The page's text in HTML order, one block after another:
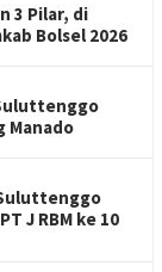
3 Pilar, di
Bolsel 2026
Manado
J RBM ke 10